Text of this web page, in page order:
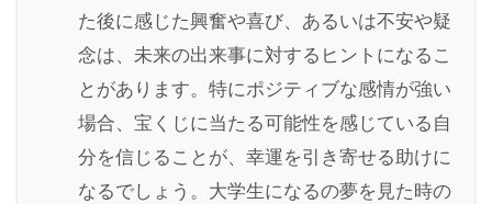
た後に感じた興奮や喜び、あるいは不安や疑
念は、未来の出来事に対するヒントになるこ
とがあります。特にポジティブな感情が強い
場合、宝くじに当たる可能性を感じている自
分を信じることが、幸運を引き寄せる助けに
なるでしょう。大学生になるの夢を見た時の